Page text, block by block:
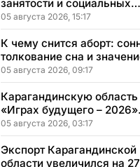
занятости и социальных
программ Карагандинской
области сменило место
расположения
05 августа 2026, 15:17
К чему снится аборт:
толкование сна и
увиденного
05 августа 2026, 09:17
Карагандинскую область
«Играх будущего – 2026»
представят два
05 августа 2026, 03:17
Экспорт Карагандинской
области увеличился на